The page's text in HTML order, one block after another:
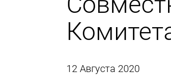
12 Августа 2020